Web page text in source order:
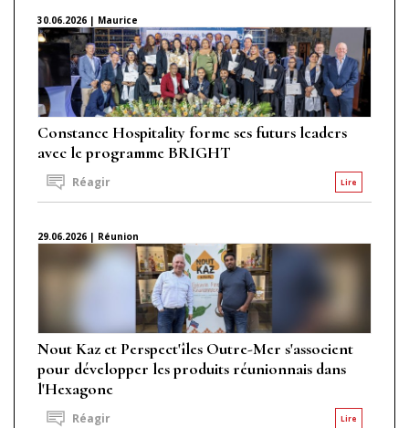
30.06.2026 | Maurice
Constance Hospitality forme ses futurs leaders
avec le programme BRIGHT
Lire
Réagir
29.06.2026 | Réunion
Nout Kaz et Perspect'îles Outre-Mer s'associent
pour développer les produits réunionnais dans
l'Hexagone
Lire
Réagir